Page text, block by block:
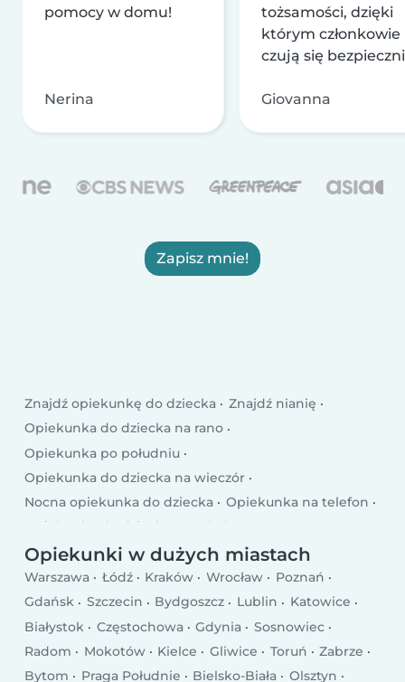
pomocy w domu!
Nerina
tożsamości, dzięki
którym członkowie
czują się
Giovanna
Zapisz mnie!
Znajdź opiekunkę do dziecka
Znajdź nianię
Opiekunka do dziecka na rano
Opiekunka po południu
Opiekunka do dziecka na wieczór
Nocna opiekunka do dziecka
Opiekunka na telefon
Opiekunka do dziecka po szkole
Opiekunka do dziecka w dni powszednie
Opiekunka weekendowa
Opiekunki w dużych miastach
Warszawa Łódź Kraków Wrocław
Poznań
Gdańsk
Szczecin Bydgoszcz Lublin
Katowice
Białystok
Częstochowa Gdynia
Sosnowiec
Radom
Mokotów Kielce Gliwice Toruń
Zabrze
Bytom
Praga Południe Bielsko-Biała
Olsztyn